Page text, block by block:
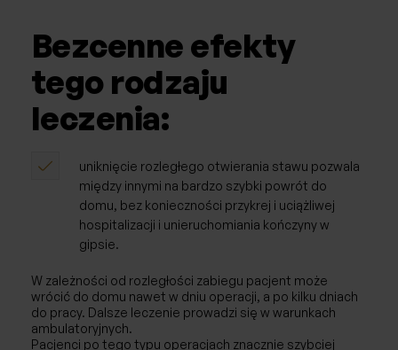
Bezcenne efekty
tego rodzaju
leczenia:
uniknięcie rozległego otwierania stawu pozwala
między innymi na bardzo szybki powrót do
domu, bez konieczności przykrej i uciążliwej
hospitalizacji i unieruchomiania kończyny w
gipsie.
W zależności od rozległości zabiegu pacjent może
wrócić do domu nawet w dniu operacji, a po kilku dniach
do pracy. Dalsze leczenie prowadzi się w warunkach
ambulatoryjnych.
Pacjenci po tego typu operacjach znacznie szybciej